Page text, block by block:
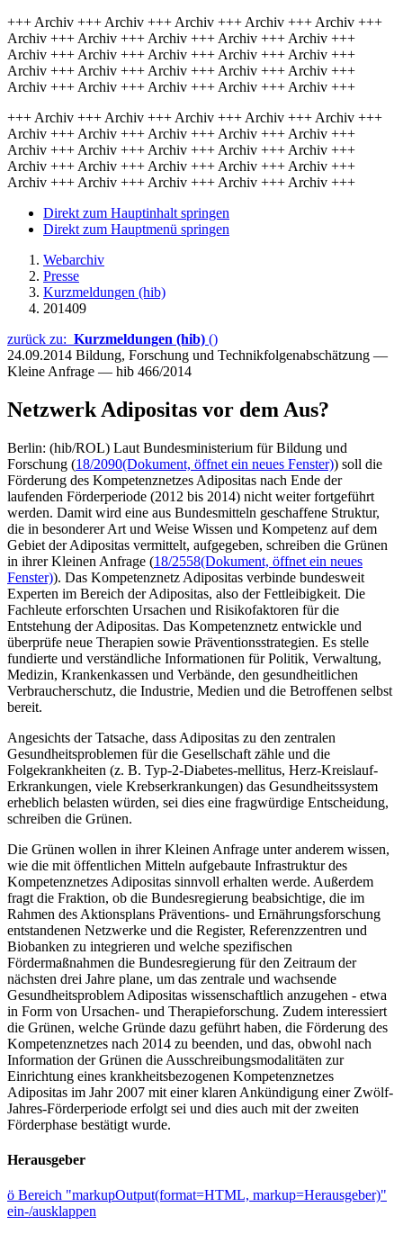
+++ Archiv +++ Archiv +++ Archiv +++ Archiv +++ Archiv +++
Archiv +++ Archiv +++ Archiv +++ Archiv +++ Archiv +++
Archiv +++ Archiv +++ Archiv +++ Archiv +++ Archiv +++
Archiv +++ Archiv +++ Archiv +++ Archiv +++ Archiv +++
Archiv +++ Archiv +++ Archiv +++ Archiv +++ Archiv +++
+++ Archiv +++ Archiv +++ Archiv +++ Archiv +++ Archiv +++
Archiv +++ Archiv +++ Archiv +++ Archiv +++ Archiv +++
Archiv +++ Archiv +++ Archiv +++ Archiv +++ Archiv +++
Archiv +++ Archiv +++ Archiv +++ Archiv +++ Archiv +++
Archiv +++ Archiv +++ Archiv +++ Archiv +++ Archiv +++
Direkt zum Hauptinhalt springen
Direkt zum Hauptmenü springen
Webarchiv
Presse
Kurzmeldungen (hib)
201409
zurück zu: Kurzmeldungen (hib) ()
24.09.2014 Bildung, Forschung und Technikfolgenabschätzung —
Kleine Anfrage — hib 466/2014
Netzwerk Adipositas vor dem Aus?
Berlin: (hib/ROL) Laut Bundesministerium für Bildung und
Forschung (18/2090(Dokument, öffnet ein neues Fenster)) soll die
Förderung des Kompetenznetzes Adipositas nach Ende der
laufenden Förderperiode (2012 bis 2014) nicht weiter fortgeführt
werden. Damit wird eine aus Bundesmitteln geschaffene Struktur,
die in besonderer Art und Weise Wissen und Kompetenz auf dem
Gebiet der Adipositas vermittelt, aufgegeben, schreiben die Grünen
in ihrer Kleinen Anfrage (18/2558(Dokument, öffnet ein neues
Fenster)). Das Kompetenznetz Adipositas verbinde bundesweit
Experten im Bereich der Adipositas, also der Fettleibigkeit. Die
Fachleute erforschten Ursachen und Risikofaktoren für die
Entstehung der Adipositas. Das Kompetenznetz entwickle und
überprüfe neue Therapien sowie Präventionsstrategien. Es stelle
fundierte und verständliche Informationen für Politik, Verwaltung,
Medizin, Krankenkassen und Verbände, den gesundheitlichen
Verbraucherschutz, die Industrie, Medien und die Betroffenen selbst
bereit.
Angesichts der Tatsache, dass Adipositas zu den zentralen
Gesundheitsproblemen für die Gesellschaft zähle und die
Folgekrankheiten (z. B. Typ-2-Diabetes-mellitus, Herz-Kreislauf-
Erkrankungen, viele Krebserkrankungen) das Gesundheitssystem
erheblich belasten würden, sei dies eine fragwürdige Entscheidung,
schreiben die Grünen.
Die Grünen wollen in ihrer Kleinen Anfrage unter anderem wissen,
wie die mit öffentlichen Mitteln aufgebaute Infrastruktur des
Kompetenznetzes Adipositas sinnvoll erhalten werde. Außerdem
fragt die Fraktion, ob die Bundesregierung beabsichtige, die im
Rahmen des Aktionsplans Präventions- und Ernährungsforschung
entstandenen Netzwerke und die Register, Referenzzentren und
Biobanken zu integrieren und welche spezifischen
Fördermaßnahmen die Bundesregierung für den Zeitraum der
nächsten drei Jahre plane, um das zentrale und wachsende
Gesundheitsproblem Adipositas wissenschaftlich anzugehen - etwa
in Form von Ursachen- und Therapieforschung. Zudem interessiert
die Grünen, welche Gründe dazu geführt haben, die Förderung des
Kompetenznetzes nach 2014 zu beenden, und das, obwohl nach
Information der Grünen die Ausschreibungsmodalitäten zur
Einrichtung eines krankheitsbezogenen Kompetenznetzes
Adipositas im Jahr 2007 mit einer klaren Ankündigung einer Zwölf-
Jahres-Förderperiode erfolgt sei und dies auch mit der zweiten
Förderphase bestätigt wurde.
Herausgeber
ö Bereich "markupOutput(format=HTML, markup=Herausgeber)"
ein-/ausklappen